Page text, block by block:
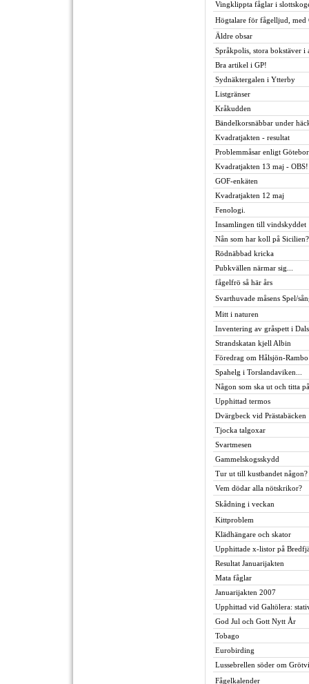
Vingklippta fåglar i
Högtalare för fågelljud, med
Äldre obsar
Språkpolis, stora bokstäver i
Bra artikel i GP!
Sydnäktergalen i Ytterby
Listgränser
Kråkudden
Bändelkorsnäbbar under
Kvadratjakten - resultat
Problemmåsar enligt
Kvadratjakten 13 maj -
GOF-enkäten
Kvadratjakten 12 maj
Fenologi.
Insamlingen till vindskyddet
Nån som har koll på Sicilien?
Rödnäbbad kricka
Pubkvällen närmar sig...
fågelfrö så här års
Svarthuvade måsens Spel/
Mitt i naturen
Inventering av gråspett i
Strandskatan kjell Albin
Föredrag om Hålsjön-Rambo
Spahelg i Torslandaviken...
Någon som ska ut och titta
Upphittad termos
Dvärgbeck vid Prästabäcken
Tjocka talgoxar
Svartmesen
Gammelskogsskydd
Tur ut till kustbandet någon?
Vem dödar alla nötskrikor?
Skådning i veckan
Kittproblem
Klädhängare och skator
Upphittade x-listor på
Resultat Januarijakten
Mata fåglar
Januarijakten 2007
Upphittad vid Galtölera:
God Jul och Gott Nytt År
Tobago
Eurobirding
Lussebrellen söder om
Fågelkalender